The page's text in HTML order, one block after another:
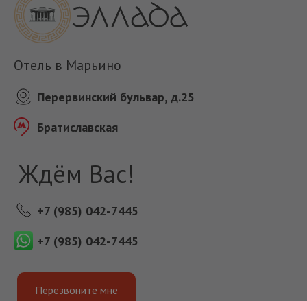
Отель в Марьино
Перервинский бульвар, д.25
Братиславская
Ждём Вас!
+7 (985) 042-7445
+7 (985) 042-7445
Перезвоните мне